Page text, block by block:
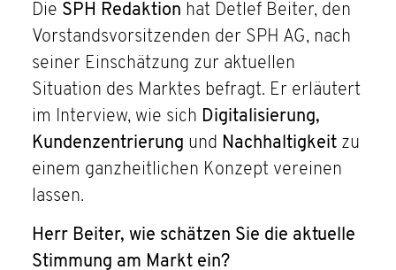
Die SPH Redaktion hat Detlef Beiter, den
Vorstandsvorsitzenden der SPH AG, nach
seiner Einschätzung zur aktuellen
Situation des Marktes befragt. Er erläutert
im Interview, wie sich Digitalisierung,
Kundenzentrierung und Nachhaltigkeit zu
einem ganzheitlichen Konzept vereinen
lassen.
Herr Beiter, wie schätzen Sie die aktuelle
Stimmung am Markt ein?